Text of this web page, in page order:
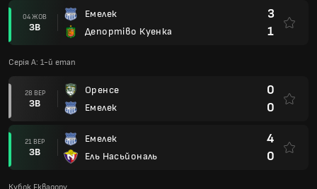
04 ЖОВ
ЗВ
Емелек
Депортіво Куенка
3
1
Серія А: 1-й етап
28 ВЕР
ЗВ
Оренсе
Емелек
0
0
21 ВЕР
ЗВ
Емелек
Ель Насьйональ
4
0